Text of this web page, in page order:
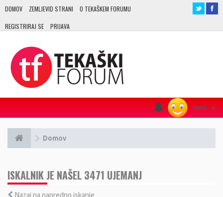
DOMOV ZEMLJEVID STRANI O TEKAŠKEM FORUMU
REGISTRIRAJ SE PRIJAVA
Menu ≡
Domov
ISKALNIK JE NAŠEL 3471 UJEMANJ
Nazaj na napredno iskanje